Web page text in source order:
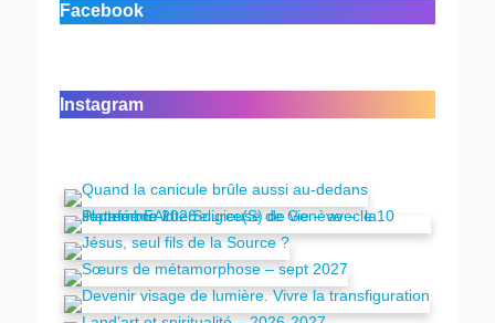
Facebook
Instagram